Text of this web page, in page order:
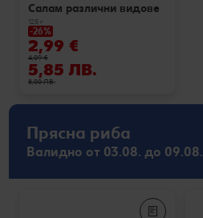
Салам различни видове
125 г
-26%
2,99 €
4,09 €
5,85 ЛВ.
8,00 ЛВ.
Прясна риба
Валидно от 03.08. до 09.08.